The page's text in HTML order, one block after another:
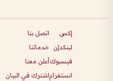
إكس
لينكدإن
فيسبوك
انستغرام
اتصل بنا
خدماتنا
أعلن معنا
اشترك في البيان